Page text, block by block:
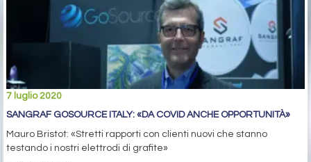
7 luglio 2020
SANGRAF GOSOURCE ITALY: «DA COVID ANCHE OPPORTUNITÀ»
Mauro Bristot: «Stretti rapporti con clienti nuovi che stanno
testando i nostri elettrodi di grafite»